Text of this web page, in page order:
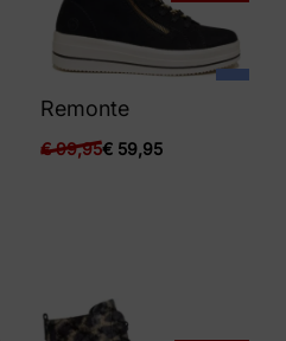
Remonte
€99,95€59,95